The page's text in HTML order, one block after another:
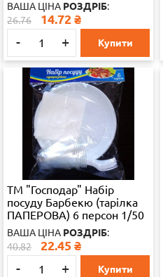
ВАША ЦІНА РОЗДРІБ:
26.76
14.72 ₴
- + Купити
ТМ "Господар" Набір
посуду Барбекю (тарілка
ПАПЕРОВА) 6 персон 1/50
ВАША ЦІНА РОЗДРІБ:
40.82
22.45 ₴
- + Купити